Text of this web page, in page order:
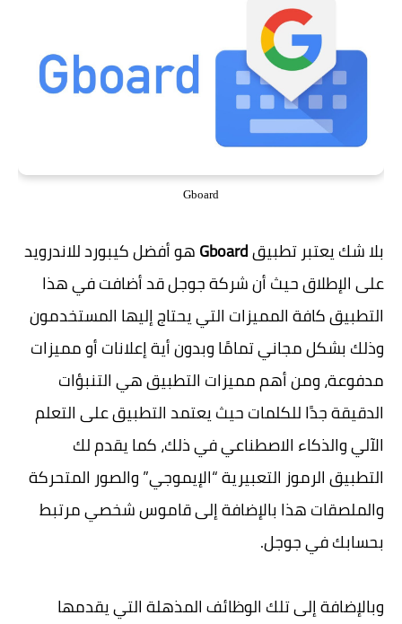
Gboard
بلا شك يعتبر تطبيقGboardهو أفضل كيبورد للاندرويد
على الإطلاق حيث أن شركة جوجل قد أضافت في هذا
التطبيق كافة المميزات التي يحتاج إليها المستخدمون
وذلك بشكل مجاني تمامًا وبدون أية إعلانات أو مميزات
مدفوعة، ومن أهم مميزات التطبيق هي التنبؤات
الدقيقة جدًا للكلمات حيث يعتمد التطبيق على التعلم
الآلي والذكاء الاصطناعي في ذلك، كما يقدم لك
التطبيق الرموز التعبيرية “الإيموجي” والصور المتحركة
والملصقات هذا بالإضافة إلى قاموس شخصي مرتبط
بحسابك في جوجل.
وبالإضافة إلى تلك الوظائف المذهلة التي يقدمها